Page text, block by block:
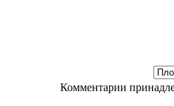
Комментарии